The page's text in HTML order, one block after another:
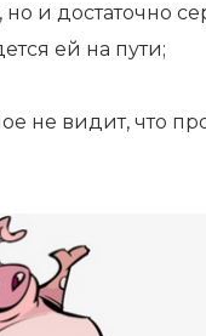
и достаточно
ей на пути;
не видит, что